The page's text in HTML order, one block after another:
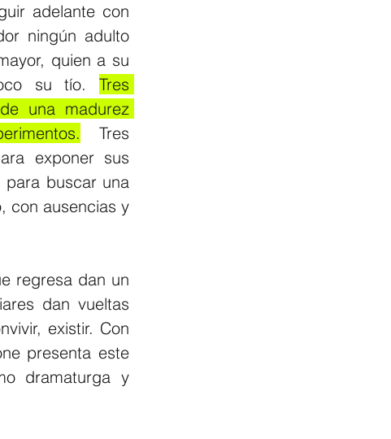
adelante con
ningún adulto
quien a su
su tío. Tres
una madurez
Tres
exponer sus
para buscar una
con ausencias y
regresa dan un
dan vueltas
existir. Con
presenta este
dramaturga y